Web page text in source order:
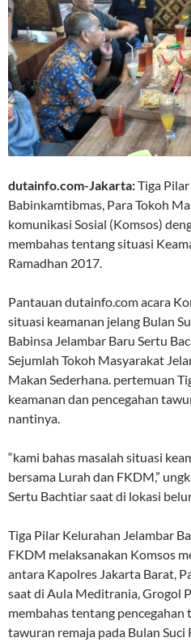
dutainfo.com-Jakarta:Tiga
Babinkamtibmas, Para Tokoh
komunikasi Sosial (Komsos)
membahas tentang situasi
Ramadhan 2017.
Pantauan dutainfo.com acara
situasi keamanan jelang Bulan
Babinsa Jelambar Baru Sertu
Sejumlah Tokoh Masyarakat
Makan Sederhana. pertemuan
keamanan dan pencegahan
nantinya.
“kami bahas masalah situasi
bersama Lurah dan FKDM,”
Sertu Bachtiar saat di lokasi
Tiga Pilar Kelurahan Jelambar
FKDM melaksanakan Komsos
antara Kapolres Jakarta Barat,
saat di Aula Meditrania, Grogol
membahas tentang
tawuran remaja pada Bulan Suci